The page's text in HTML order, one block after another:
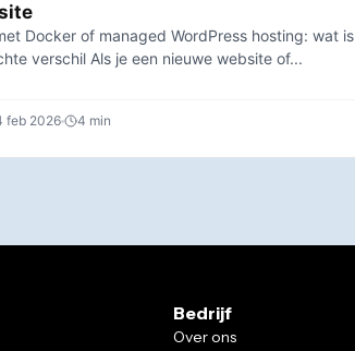
Docker of managed WordPress hosting: wat is
verschil Als je een nieuwe website of...
feb 2026 4 min
Bedrijf
Over ons